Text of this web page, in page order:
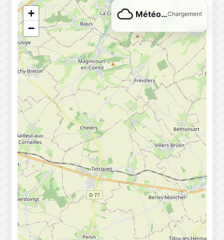
+
−
Météo…Chargement